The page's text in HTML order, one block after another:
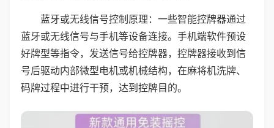
蓝牙或无线信号控制原理：一些智能控牌器通过
蓝牙或无线信号与手机等设备连接。手机端软件预设
好牌型等指令，发送信号给控牌器，控牌器接收到信
号后驱动内部微型电机或机械结构，在麻将机洗牌、
码牌过程中进行干预，达到控牌目的。